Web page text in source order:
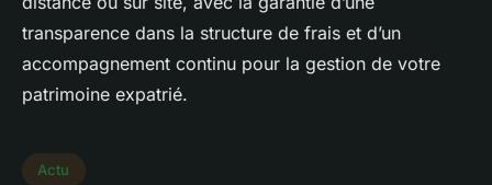
transparence dans la structure de frais et d’un
accompagnement continu pour la gestion de votre
patrimoine expatrié.
Actu